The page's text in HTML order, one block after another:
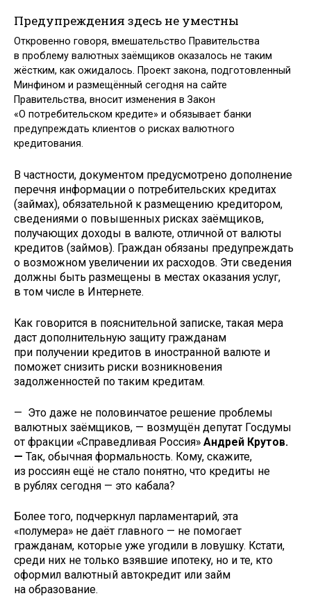
Предупреждения здесь не уместны
Откровенно говоря, вмешательство Правительства
в проблему валютных заёмщиков оказалось не таким
жёстким, как ожидалось. Проект закона, подготовленный
Минфином и размещённый сегодня на сайте
Правительства, вносит изменения в Закон
«О потребительском кредите» и обязывает банки
предупреждать клиентов о рисках валютного
кредитования.
В частности, документом предусмотрено дополнение
перечня информации о потребительских кредитах
(займах), обязательной к размещению кредитором,
сведениями о повышенных рисках заёмщиков,
получающих доходы в валюте, отличной от валюты
кредитов (займов). Граждан обязаны предупреждать
о возможном увеличении их расходов. Эти сведения
должны быть размещены в местах оказания услуг,
в том числе в Интернете.
Как говорится в пояснительной записке, такая мера
даст дополнительную защиту гражданам
при получении кредитов в иностранной валюте и
поможет снизить риски возникновения
задолженностей по таким кредитам.
— Это даже не половинчатое решение проблемы
валютных заёмщиков, — возмущён депутат Госдумы
от фракции «Справедливая Россия» Андрей Крутов.
— Так, обычная формальность. Кому, скажите,
из россиян ещё не стало понятно, что кредиты не
в рублях сегодня — это кабала?
Более того, подчеркнул парламентарий, эта
«полумера» не даёт главного — не помогает
гражданам, которые уже угодили в ловушку. Кстати,
среди них не только взявшие ипотеку, но и те, кто
оформил валютный автокредит или займ
на образование.